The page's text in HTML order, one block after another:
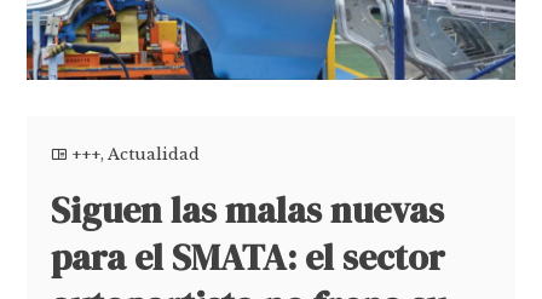
+++,Actualidad
Siguen las malas nuevas
para el SMATA: el sector